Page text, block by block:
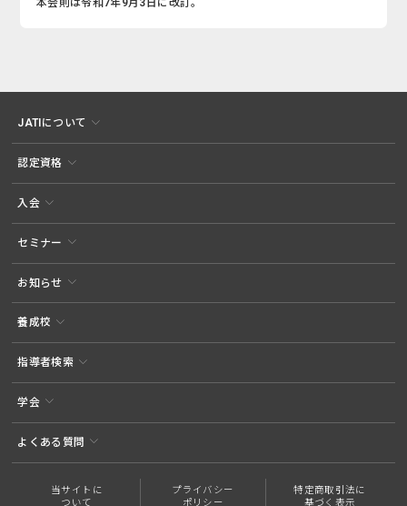
本会則は令和7年9月3日に改訂。
JATIについて
認定資格
入会
セミナー
お知らせ
養成校
指導者検索
学会
よくある質問
当サイトに
ついて
プライバシー
ポリシー
特定商取引法に
基づく表示